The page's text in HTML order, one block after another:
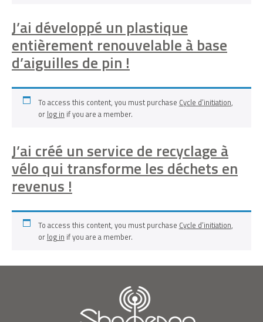
J’ai développé un plastique
entièrement renouvelable à base
d’aiguilles de pin !
To access this content, you must purchase Cycle d’initiation,
or log in if you are a member.
J’ai créé un service de recyclage à
vélo qui transforme les déchets en
revenus !
To access this content, you must purchase Cycle d’initiation,
or log in if you are a member.